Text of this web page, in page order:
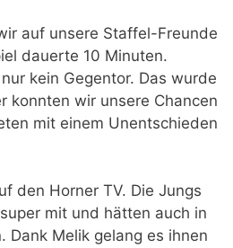
auf unsere Staffel-Freunde
dauerte 10 Minuten.
kein Gegentor. Das wurde
konnten wir unsere Chancen
mit einem Unentschieden
den Horner TV. Die Jungs
mit und hätten auch in
Dank Melik gelang es ihnen